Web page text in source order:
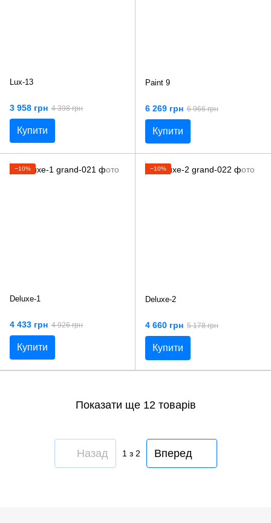
Lux-13
3 958 грн 4 398 грн
Купити
Paint 9
6 269 грн 6 966 грн
Купити
−10%
Deluxe-1
4 433 грн 4 926 грн
Купити
−10%
Deluxe-2
4 660 грн 5 178 грн
Купити
Показати ще 12 товарів
Назад 1з 2 Вперед